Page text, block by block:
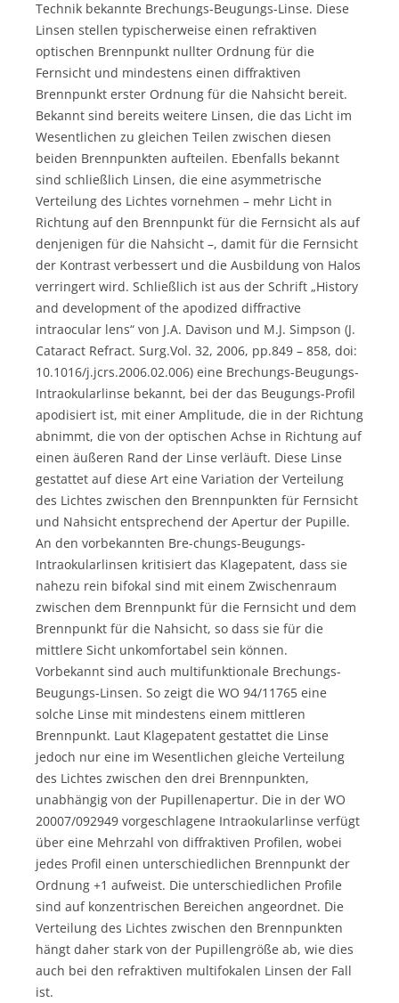
Technik bekannte Brechungs-Beugungs-Linse. Diese
Linsen stellen typischerweise einen refraktiven
optischen Brennpunkt nullter Ordnung für die
Fernsicht und mindestens einen diffraktiven
Brennpunkt erster Ordnung für die Nahsicht bereit.
Bekannt sind bereits weitere Linsen, die das Licht im
Wesentlichen zu gleichen Teilen zwischen diesen
beiden Brennpunkten aufteilen. Ebenfalls bekannt
sind schließlich Linsen, die eine asymmetrische
Verteilung des Lichtes vornehmen – mehr Licht in
Richtung auf den Brennpunkt für die Fernsicht als auf
denjenigen für die Nahsicht –, damit für die Fernsicht
der Kontrast verbessert und die Ausbildung von Halos
verringert wird. Schließlich ist aus der Schrift „History
and development of the apodized diffractive
intraocular lens“ von J.A. Davison und M.J. Simpson (J.
Cataract Refract. Surg.Vol. 32, 2006, pp.849 – 858, doi:
10.1016/j.jcrs.2006.02.006) eine Brechungs-Beugungs-
Intraokularlinse bekannt, bei der das Beugungs-Profil
apodisiert ist, mit einer Amplitude, die in der Richtung
abnimmt, die von der optischen Achse in Richtung auf
einen äußeren Rand der Linse verläuft. Diese Linse
gestattet auf diese Art eine Variation der Verteilung
des Lichtes zwischen den Brennpunkten für Fernsicht
und Nahsicht entsprechend der Apertur der Pupille.
An den vorbekannten Bre-chungs-Beugungs-
Intraokularlinsen kritisiert das Klagepatent, dass sie
nahezu rein bifokal sind mit einem Zwischenraum
zwischen dem Brennpunkt für die Fernsicht und dem
Brennpunkt für die Nahsicht, so dass sie für die
mittlere Sicht unkomfortabel sein können.
Vorbekannt sind auch multifunktionale Brechungs-
Beugungs-Linsen. So zeigt die WO 94/11765 eine
solche Linse mit mindestens einem mittleren
Brennpunkt. Laut Klagepatent gestattet die Linse
jedoch nur eine im Wesentlichen gleiche Verteilung
des Lichtes zwischen den drei Brennpunkten,
unabhängig von der Pupillenapertur. Die in der WO
20007/092949 vorgeschlagene Intraokularlinse verfügt
über eine Mehrzahl von diffraktiven Profilen, wobei
jedes Profil einen unterschiedlichen Brennpunkt der
Ordnung +1 aufweist. Die unterschiedlichen Profile
sind auf konzentrischen Bereichen angeordnet. Die
Verteilung des Lichtes zwischen den Brennpunkten
hängt daher stark von der Pupillengröße ab, wie dies
auch bei den refraktiven multifokalen Linsen der Fall
ist.